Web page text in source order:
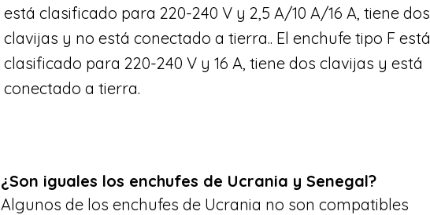
está clasificado para 220-240 V y 2,5 A/10 A/16 A, tiene dos
clavijas y no está conectado a tierra.. El enchufe tipo F está
clasificado para 220-240 V y 16 A, tiene dos clavijas y está
conectado a tierra.
¿Son iguales los enchufes de Ucrania y Senegal?
Algunos de los enchufes de Ucrania no son compatibles